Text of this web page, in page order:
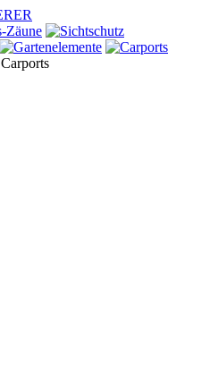
Carports